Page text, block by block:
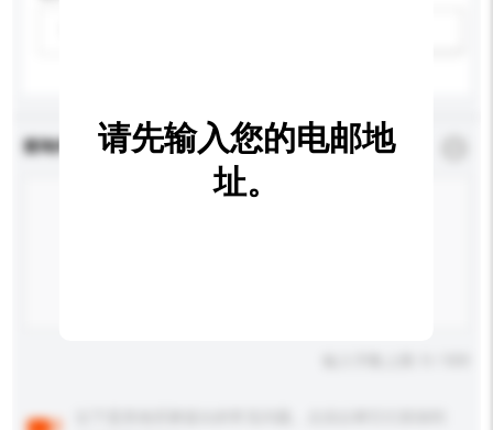
查询内容 *必须填写
请先输入您的电邮地
址。